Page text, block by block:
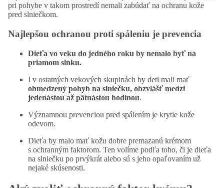
pri pohybe v takom prostredí nemali zabúdať na ochranu kože
pred slniečkom.
Najlepšou ochranou proti spáleniu je prevencia
Dieťa vo veku do jedného roku by nemalo byť na
priamom slnku.
I v ostatných vekových skupinách by deti mali mať
obmedzený pohyb na slniečku, obzvlášť medzi
jedenástou až pätnástou hodinou.
Významnou prevenciou pred spálením je krytie kože
odevom.
Dieťa by malo mať kožu dobre premazanú krémom
s ochranným faktorom. Ten volíme podľa toho, či je dieťa
na slniečku po prvýkrát alebo sú s jeho opaľovaním už
nejaké skúsenosti.